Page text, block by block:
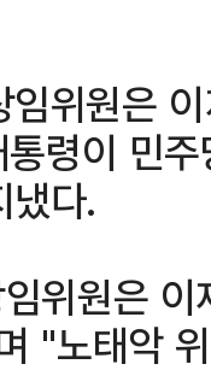
위원은
령이 민
냈다.
위원은
"노태악